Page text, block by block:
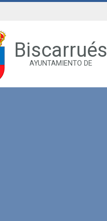
Biscarrués
AYUNTAMIENTO DE